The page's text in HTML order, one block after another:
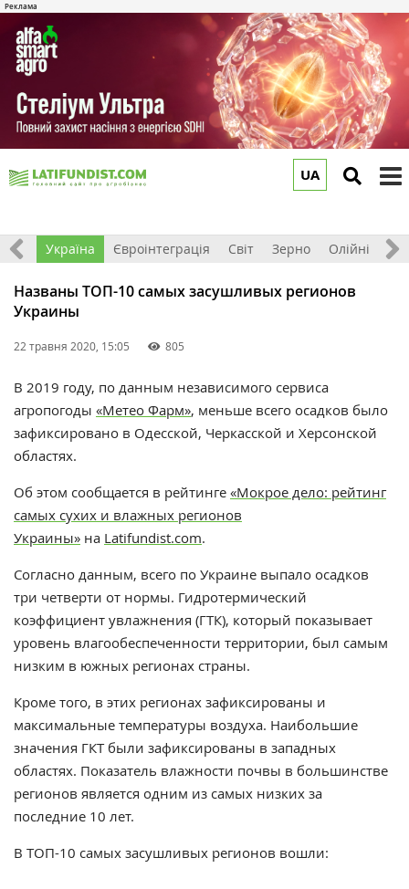
UA
Все Україна Євроінтеграція Світ Зерно Олійні
Названы ТОП-10 самых засушливых регионов
Украины
22 травня 2020, 15:05 805
В 2019 году, по данным независимого сервиса
агропогоды «Метео Фарм», меньше всего осадков было
зафиксировано в Одесской, Черкасской и Херсонской
областях.
Об этом сообщается в рейтинге «Мокрое дело: рейтинг
самых сухих и влажных регионов
Украины» на Latifundist.com.
Согласно данным, всего по Украине выпало осадков
три четверти от нормы. Гидротермический
коэффициент увлажнения (ГТК), который показывает
уровень влагообеспеченности территории, был самым
низким в южных регионах страны.
Кроме того, в этих регионах зафиксированы и
максимальные температуры воздуха. Наибольшие
значения ГКТ были зафиксированы в западных
областях. Показатель влажности почвы в большинстве
регионов является одним из самых низких за
последние 10 лет.
В ТОП-10 самых засушливых регионов вошли: